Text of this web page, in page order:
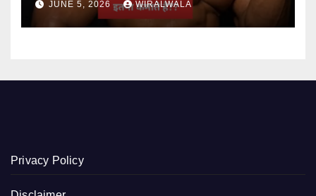
JUNE 5, 2026 WIRALWALA
Privacy Policy